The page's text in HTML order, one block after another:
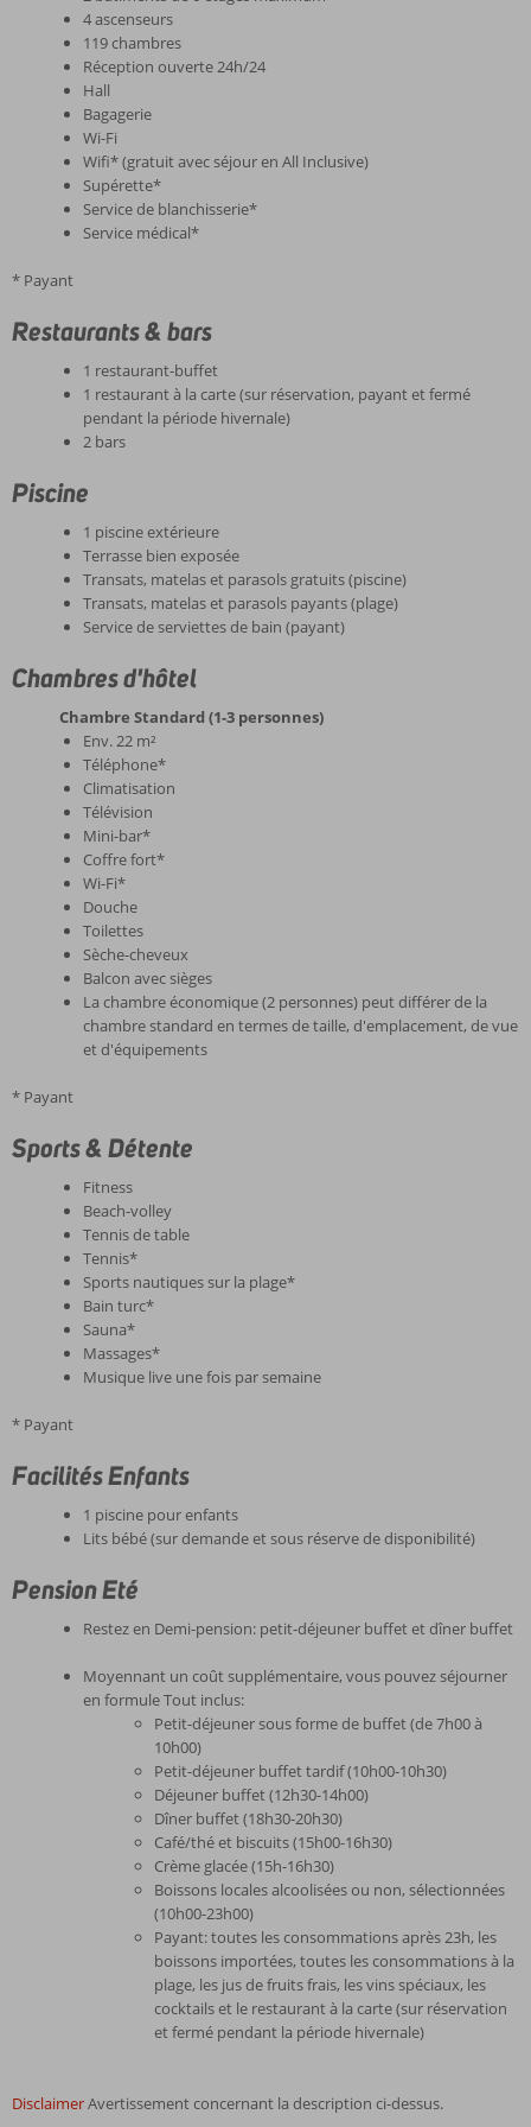
4 ascenseurs
119 chambres
Réception ouverte 24h/24
Hall
Bagagerie
Wi-Fi
Wifi* (gratuit avec séjour en All Inclusive)
Supérette*
Service de blanchisserie*
Service médical*
* Payant
Restaurants & bars
1 restaurant-buffet
1 restaurant à la carte (sur réservation, payant et fermé
pendant la période hivernale)
2 bars
Piscine
1 piscine extérieure
Terrasse bien exposée
Transats, matelas et parasols gratuits (piscine)
Transats, matelas et parasols payants (plage)
Service de serviettes de bain (payant)
Chambres d'hôtel
Chambre Standard (1-3 personnes)
Env. 22 m²
Téléphone*
Climatisation
Télévision
Mini-bar*
Coffre fort*
Wi-Fi*
Douche
Toilettes
Sèche-cheveux
Balcon avec sièges
La chambre économique (2 personnes) peut différer de la
chambre standard en termes de taille, d'emplacement, de vue
et d'équipements
* Payant
Sports & Détente
Fitness
Beach-volley
Tennis de table
Tennis*
Sports nautiques sur la plage*
Bain turc*
Sauna*
Massages*
Musique live une fois par semaine
* Payant
Facilités Enfants
1 piscine pour enfants
Lits bébé (sur demande et sous réserve de disponibilité)
Pension Eté
Restez en Demi-pension: petit-déjeuner buffet et dîner buffet
Moyennant un coût supplémentaire, vous pouvez séjourner
en formule Tout inclus:
Petit-déjeuner sous forme de buffet (de 7h00 à
10h00)
Petit-déjeuner buffet tardif (10h00-10h30)
Déjeuner buffet (12h30-14h00)
Dîner buffet (18h30-20h30)
Café/thé et biscuits (15h00-16h30)
Crème glacée (15h-16h30)
Boissons locales alcoolisées ou non, sélectionnées
(10h00-23h00)
Payant: toutes les consommations après 23h, les
boissons importées, toutes les consommations à la
plage, les jus de fruits frais, les vins spéciaux, les
cocktails et le restaurant à la carte (sur réservation
et fermé pendant la période hivernale)
DisclaimerAvertissement concernant la description ci-dessus.